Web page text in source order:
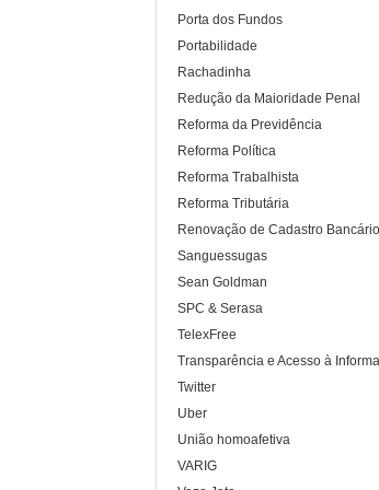
Porta dos Fundos
Portabilidade
Rachadinha
Redução da Maioridade Penal
Reforma da Previdência
Reforma Política
Reforma Trabalhista
Reforma Tributária
Renovação de Cadastro Bancário
Sanguessugas
Sean Goldman
SPC & Serasa
TelexFree
Transparência e Acesso à
Twitter
Uber
União homoafetiva
VARIG